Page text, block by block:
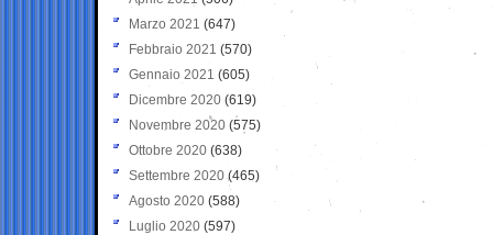
Marzo 2021 (647)
Febbraio 2021 (570)
Gennaio 2021 (605)
Dicembre 2020 (619)
Novembre 2020 (575)
Ottobre 2020 (638)
Settembre 2020(465)
Agosto 2020 (588)
Luglio 2020 (597)